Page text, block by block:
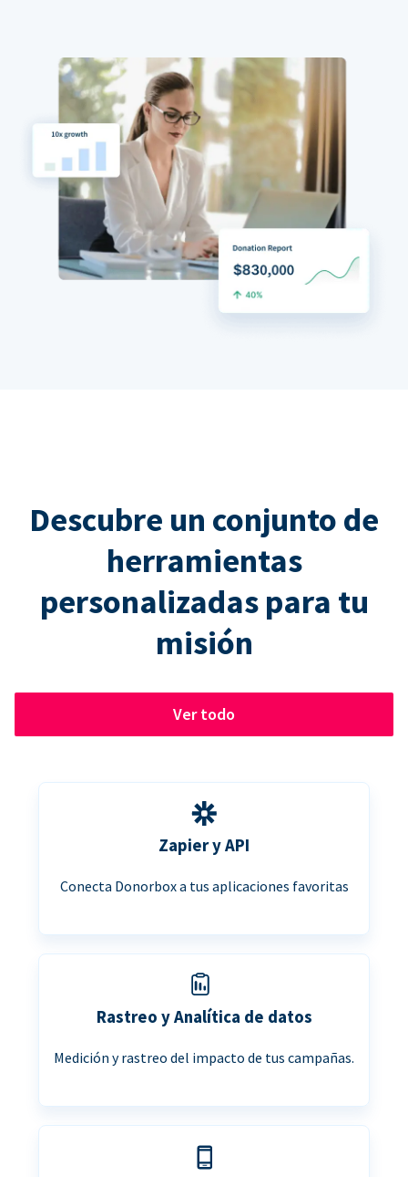
Descubre un conjunto de
herramientas
personalizadas para tu
misión
Ver todo
Zapier y API
Conecta Donorbox a tus aplicaciones favoritas
Rastreo y Analítica de datos
Medición y rastreo del impacto de tus campañas.